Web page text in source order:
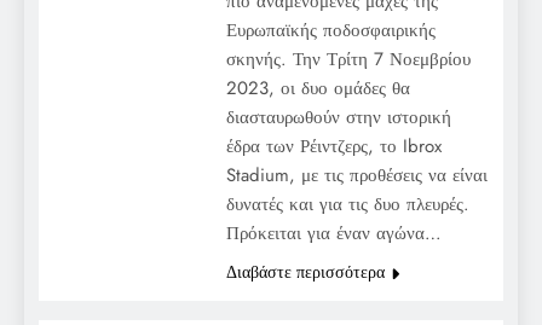
Ευρωπαϊκής ποδοσφαιρικής
σκηνής. Την Τρίτη 7 Νοεμβρίου
2023, οι δυο ομάδες θα
διασταυρωθούν στην ιστορική
έδρα των Ρέιντζερς, το Ibrox
Stadium, με τις προθέσεις να είναι
δυνατές και για τις δυο πλευρές.
Πρόκειται για έναν αγώνα…
Διαβάστε περισσότερα